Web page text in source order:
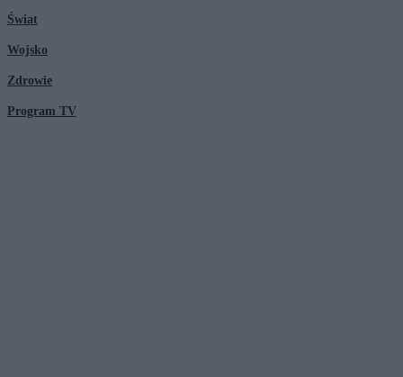
Świat
Wojsko
Zdrowie
Program TV